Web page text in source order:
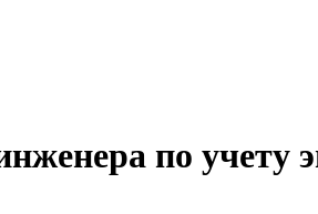
по учету